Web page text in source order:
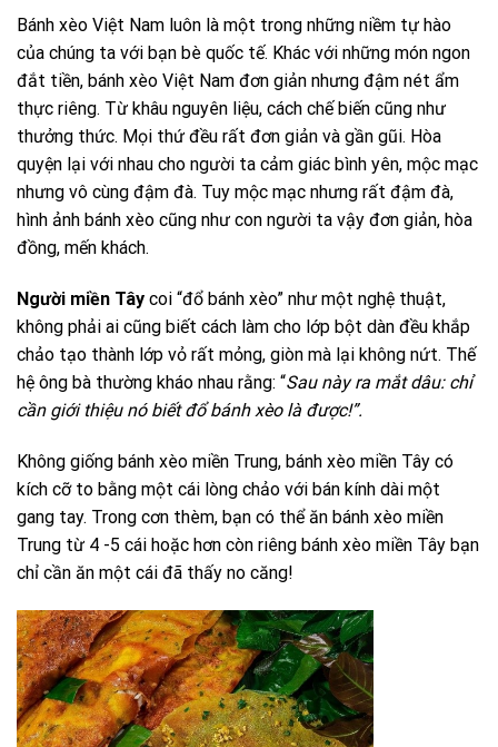
Bánh xèo Việt Nam luôn là một trong những niềm tự hào
của chúng ta với bạn bè quốc tế. Khác với những món ngon
đắt tiền, bánh xèo Việt Nam đơn giản nhưng đậm nét ẩm
thực riêng. Từ khâu nguyên liệu, cách chế biến cũng như
thưởng thức. Mọi thứ đều rất đơn giản và gần gũi. Hòa
quyện lại với nhau cho người ta cảm giác bình yên, mộc mạc
nhưng vô cùng đậm đà. Tuy mộc mạc nhưng rất đậm đà,
hình ảnh bánh xèo cũng như con người ta vậy đơn giản, hòa
đồng, mến khách.
Người miền Tây coi “đổ bánh xèo” như một nghệ thuật,
không phải ai cũng biết cách làm cho lớp bột dàn đều khắp
chảo tạo thành lớp vỏ rất mỏng, giòn mà lại không nứt. Thế
hệ ông bà thường kháo nhau rằng: “Sau này ra mắt dâu: chỉ
cần giới thiệu nó biết đổ bánh xèo là được!”.
Không giống bánh xèo miền Trung, bánh xèo miền Tây có
kích cỡ to bằng một cái lòng chảo với bán kính dài một
gang tay. Trong cơn thèm, bạn có thể ăn bánh xèo miền
Trung từ 4 -5 cái hoặc hơn còn riêng bánh xèo miền Tây bạn
chỉ cần ăn một cái đã thấy no căng!